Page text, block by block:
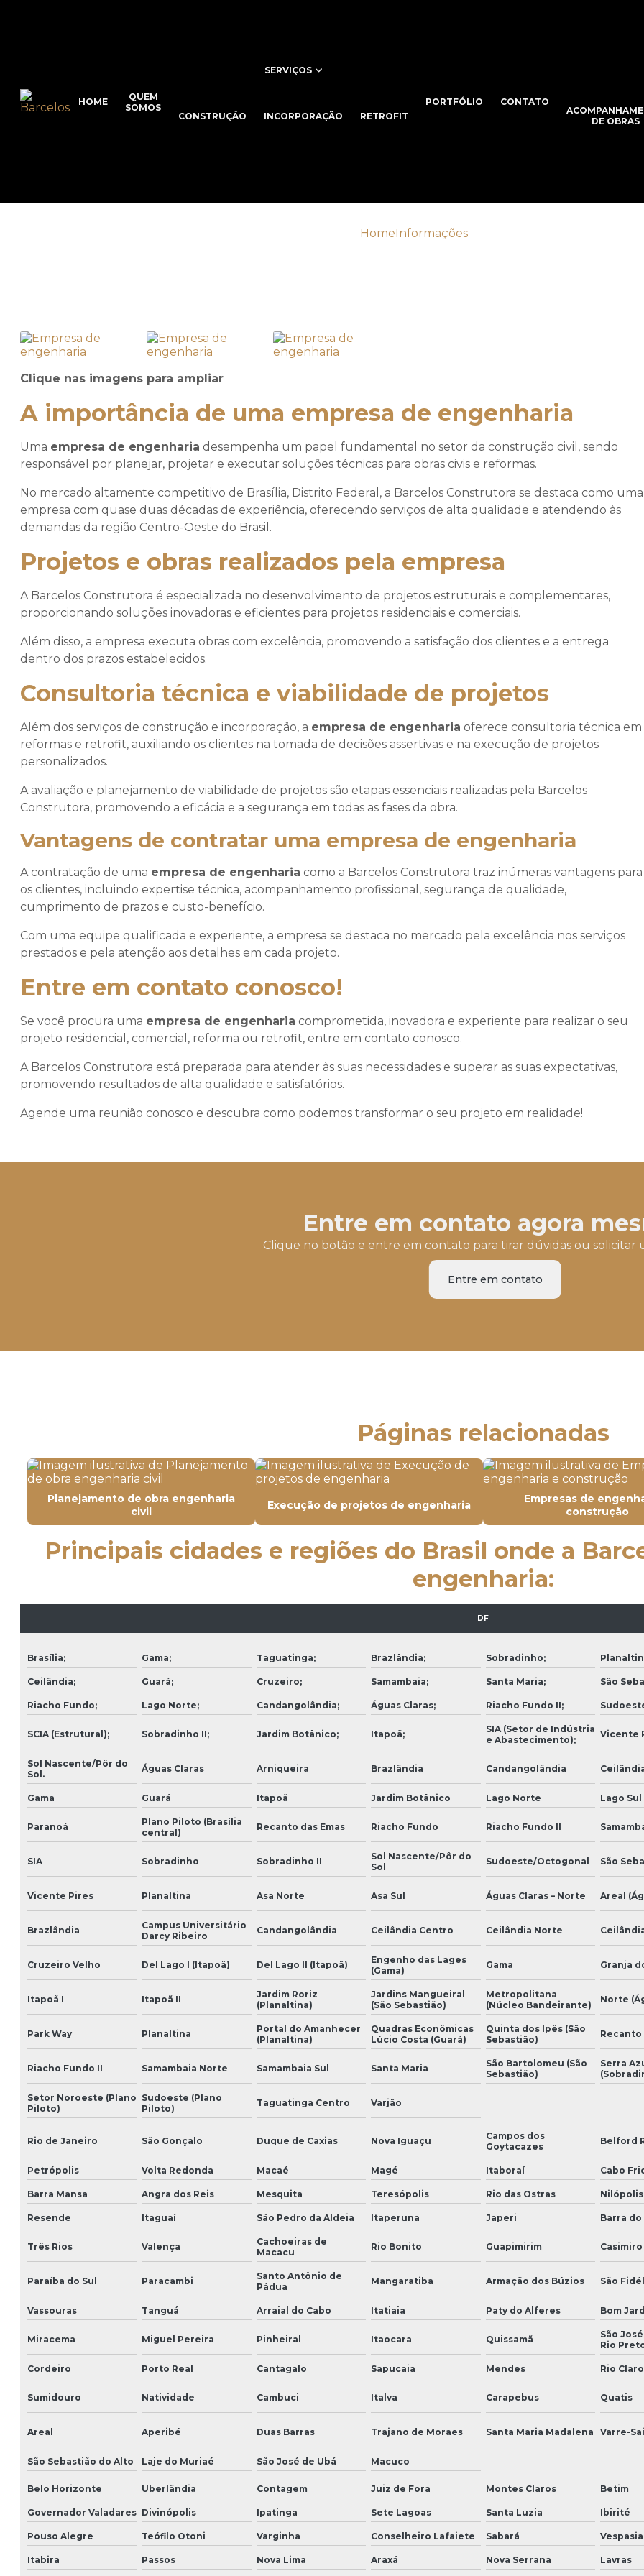
HOME
QUEM
SOMOS
SERVIÇOS
CONSTRUÇÃO INCORPORAÇÃO RETROFIT
PORTFÓLIO
CONTATO
DE OBRAS
HomeInformações
Clique nas imagens para ampliar
A importância de uma empresa de engenharia
Uma empresa de engenharia desempenha um papel fundamental no setor da construção civil, sendo
responsável por planejar, projetar e executar soluções técnicas para obras civis e reformas.
No mercado altamente competitivo de Brasília, Distrito Federal, a Barcelos Construtora se destaca como uma
empresa com quase duas décadas de experiência, oferecendo serviços de alta qualidade e atendendo às
demandas da região Centro-Oeste do Brasil.
Projetos e obras realizados pela empresa
A Barcelos Construtora é especializada no desenvolvimento de projetos estruturais e complementares,
proporcionando soluções inovadoras e eficientes para projetos residenciais e comerciais.
Além disso, a empresa executa obras com excelência, promovendo a satisfação dos clientes e a entrega
dentro dos prazos estabelecidos.
Consultoria técnica e viabilidade de projetos
Além dos serviços de construção e incorporação, a empresa de engenharia oferece consultoria técnica em
reformas e retrofit, auxiliando os clientes na tomada de decisões assertivas e na execução de projetos
personalizados.
A avaliação e planejamento de viabilidade de projetos são etapas essenciais realizadas pela Barcelos
Construtora, promovendo a eficácia e a segurança em todas as fases da obra.
Vantagens de contratar uma empresa de engenharia
A contratação de uma empresa de engenharia como a Barcelos Construtora traz inúmeras vantagens para
os clientes, incluindo expertise técnica, acompanhamento profissional, segurança de qualidade,
cumprimento de prazos e custo-benefício.
Com uma equipe qualificada e experiente, a empresa se destaca no mercado pela excelência nos serviços
prestados e pela atenção aos detalhes em cada projeto.
Entre em contato conosco!
Se você procura uma empresa de engenharia comprometida, inovadora e experiente para realizar o seu
projeto residencial, comercial, reforma ou retrofit, entre em contato conosco.
A Barcelos Construtora está preparada para atender às suas necessidades e superar as suas expectativas,
promovendo resultados de alta qualidade e satisfatórios.
Agende uma reunião conosco e descubra como podemos transformar o seu projeto em realidade!
Entre em contato agora
Clique no botão e entre em contato para tirar dúvidas ou solicitar
Entre em contato
Páginas relacionadas
Planejamento de obra engenharia
civil
Execução de projetos de engenharia
Empresas de
construção
Principais cidades e regiões do Brasil onde a
engenharia:
DF
Brasília; Gama; Taguatinga; Brazlândia; Sobradinho;
Ceilândia; Guará; Cruzeiro; Samambaia; Santa Maria; São
Riacho Fundo; Lago Norte; Candangolândia; Águas Claras; Riacho Fundo II;
SCIA (Estrutural); Sobradinho II; Jardim Botânico; Itapoã;
SIA (Setor de Indústria
e Abastecimento);
Vicente
Sol Nascente/Pôr do
Sol.
Águas Claras Arniqueira Brazlândia Candangolândia
Gama Guará Itapoã Jardim Botânico Lago Norte Lago Sul
Paranoá
Plano Piloto (Brasília
central)
Recanto das Emas Riacho Fundo Riacho Fundo II
SIA Sobradinho Sobradinho II
Sol Nascente/Pôr do
Sol
Sudoeste/Octogonal São
Vicente Pires Planaltina Asa Norte Asa Sul Águas Claras – Norte Areal
Brazlândia
Campus Universitário
Darcy Ribeiro
Candangolândia Ceilândia Centro Ceilândia Norte
Cruzeiro Velho Del Lago I (Itapoã) Del Lago II (Itapoã)
Engenho das Lages
(Gama)
Gama Granja
Itapoã I Itapoã II
Jardim Roriz
(Planaltina)
Jardins Mangueiral
(São Sebastião)
Metropolitana
(Núcleo Bandeirante)
Norte
Park Way Planaltina
Portal do Amanhecer
(Planaltina)
Quadras Econômicas
Lúcio Costa (Guará)
Quinta dos Ipês (São
Sebastião)
Recanto
Riacho Fundo II Samambaia Norte Samambaia Sul Santa Maria
São Bartolomeu (São
Sebastião)
Serra
Setor Noroeste (Plano
Piloto)
Sudoeste (Plano
Piloto)
Taguatinga Centro Varjão
Rio de Janeiro São Gonçalo Duque de Caxias Nova Iguaçu
Campos dos
Goytacazes
Belford
Petrópolis Volta Redonda Macaé Magé Itaboraí Cabo
Barra Mansa Angra dos Reis Mesquita Teresópolis Rio das Ostras Nilópolis
Resende Itaguaí São Pedro da Aldeia Itaperuna Japeri Barra do
Três Rios Valença
Cachoeiras de
Macacu
Rio Bonito Guapimirim
Paraíba do Sul Paracambi
Santo Antônio de
Pádua
Mangaratiba Armação dos Búzios São
Vassouras Tanguá Arraial do Cabo Itatiaia Paty do Alferes Bom
Miracema Miguel Pereira Pinheiral Itaocara Quissamã
São
Rio
Cordeiro Porto Real Cantagalo Sapucaia Mendes Rio Claro
Sumidouro Natividade Cambuci Italva Carapebus Quatis
Areal Aperibé Duas Barras Trajano de Moraes Santa Maria Madalena Varre-Sai
São Sebastião do Alto Laje do Muriaé São José de Ubá Macuco
Belo Horizonte Uberlândia Contagem Juiz de Fora Montes Claros Betim
Governador Valadares Divinópolis Ipatinga Sete Lagoas Santa Luzia Ibirité
Pouso Alegre Teófilo Otoni Varginha Conselheiro Lafaiete Sabará
Itabira Passos Nova Lima Araxá Nova Serrana Lavras